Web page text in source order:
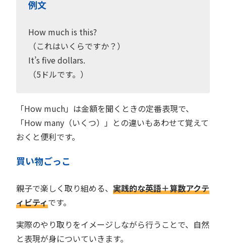
例文
How much is this?
（これはいくらですか？）
It’s five dollars.
（5ドルです。）
「How much」は金額を聞くときの定番表現で、
「How many（いくつ）」との違いもあわせて覚えて
おくと便利です。
買い物ごっこ
親子で楽しく取り組める、 実践的な英語＋算数アクテ
ィビティです。
実際のやり取りをイメージしながら行うことで、自然
と表現が身についていきます。